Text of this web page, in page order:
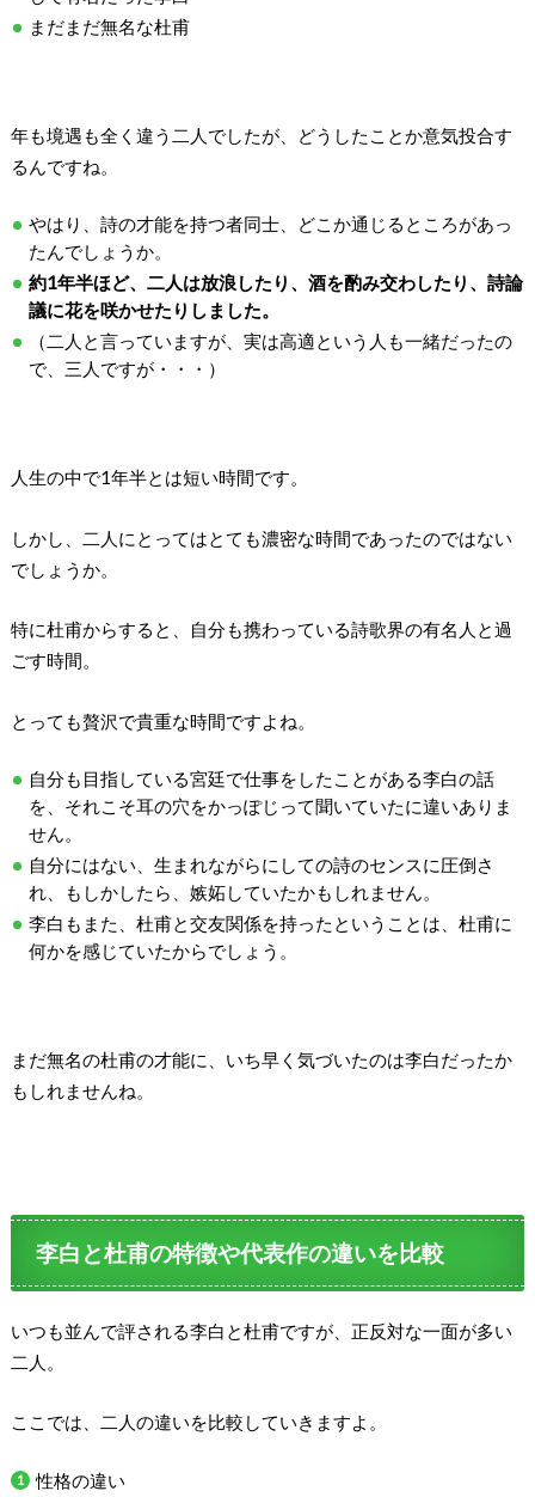
まだまだ無名な杜甫
年も境遇も全く違う二人でしたが、どうしたことか意気投合す
るんですね。
やはり、詩の才能を持つ者同士、どこか通じるところがあっ
たんでしょうか。
約1年半ほど、二人は放浪したり、酒を酌み交わしたり、詩論
議に花を咲かせたりしました。
（二人と言っていますが、実は高適という人も一緒だったの
で、三人ですが・・・）
人生の中で1年半とは短い時間です。
しかし、二人にとってはとても濃密な時間であったのではない
でしょうか。
特に杜甫からすると、自分も携わっている詩歌界の有名人と過
ごす時間。
とっても贅沢で貴重な時間ですよね。
自分も目指している宮廷で仕事をしたことがある李白の話
を、それこそ耳の穴をかっぽじって聞いていたに違いありま
せん。
自分にはない、生まれながらにしての詩のセンスに圧倒さ
れ、もしかしたら、嫉妬していたかもしれません。
李白もまた、杜甫と交友関係を持ったということは、杜甫に
何かを感じていたからでしょう。
まだ無名の杜甫の才能に、いち早く気づいたのは李白だったか
もしれませんね。
李白と杜甫の特徴や代表作の違いを比較
いつも並んで評される李白と杜甫ですが、正反対な一面が多い
二人。
ここでは、二人の違いを比較していきますよ。
性格の違い